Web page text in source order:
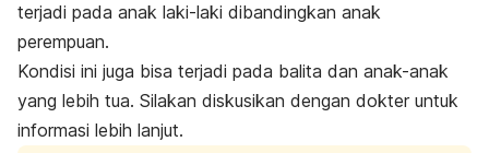
terjadi pada anak laki-laki dibandingkan anak
perempuan.
Kondisi ini juga bisa terjadi pada balita dan anak-anak
yang lebih tua. Silakan diskusikan dengan dokter untuk
informasi lebih lanjut.